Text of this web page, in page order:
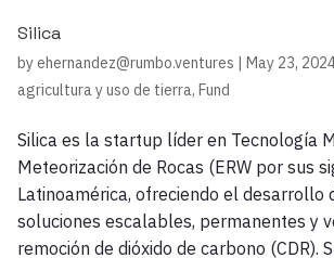
Silica
by ehernandez@rumbo.ventures | May 23,
agricultura y uso de tierra, Fund
Silica es la startup líder en Tecnología
Meteorización de Rocas (ERW por sus
Latinoamérica, ofreciendo el desarrollo
soluciones escalables, permanentes y
remoción de dióxido de carbono (CDR).